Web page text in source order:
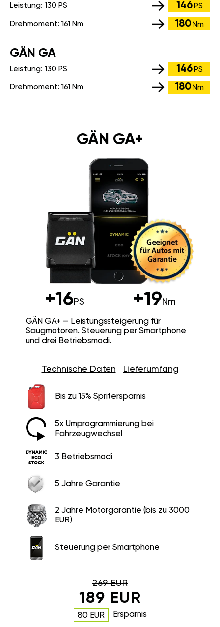
Leistung: 130 PS 146 PS
Drehmoment: 161 Nm 180 Nm
GÄN GA
Leistung: 130 PS 146 PS
Drehmoment: 161 Nm 180 Nm
GÄN GA+
+16PS +19Nm
GÄN GA+ — Leistungssteigerung für
Saugmotoren. Steuerung per Smartphone
und drei Betriebsmodi.
Technische Daten Lieferumfang
Bis zu 15% Spritersparnis
5x Umprogrammierung bei
Fahrzeugwechsel
3 Betriebsmodi
5 Jahre Garantie
2 Jahre Motorgarantie (bis zu 3000
EUR)
Steuerung per Smartphone
269 EUR
189 EUR
80 EUR Ersparnis